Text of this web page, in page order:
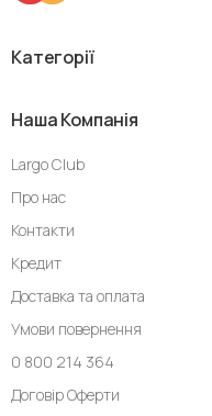
Категорії
Наша Компанія
Largo Club
Про нас
Контакти
Кредит
Доставка та оплата
Умови повернення
0 800 214 364
Договір Оферти